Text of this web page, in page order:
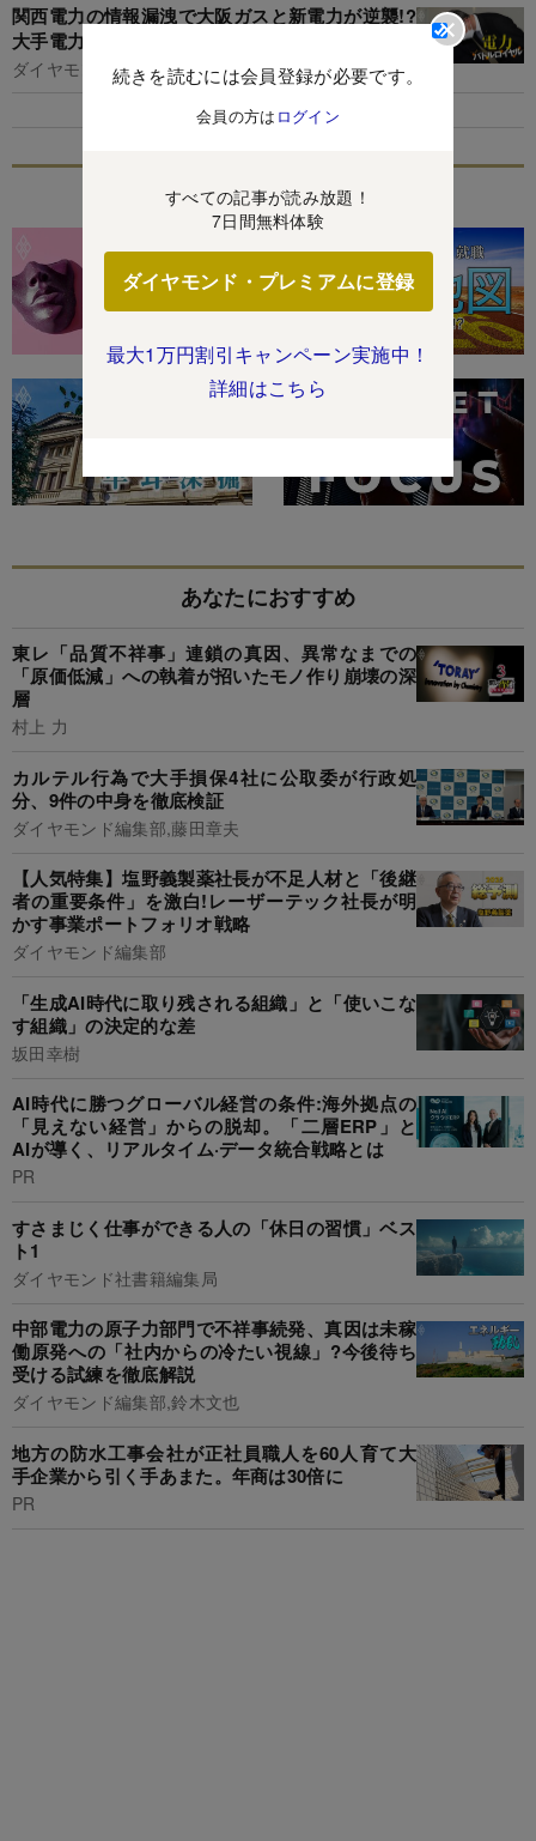
続きを読むには会員登録が必要です。
会員の方は ログイン
すべての記事が読み放題！
7日間無料体験
ダイヤモンド・プレミアムに登録
最大1万円割引キャンペーン実施中！
詳細はこちら
関西電力の情報漏洩で大阪ガスと新電力が逆襲!?
大手電力「解体論」も再燃
ダイヤモンド編集部,土本匡孝
特集
あなたにおすすめ
東レ「品質不祥事」連鎖の真因、異常なまでの
「原価低減」への執着が招いたモノ作り崩壊の深
層
村上 力
カルテル行為で大手損保4社に公取委が行政処
分、9件の中身を徹底検証
ダイヤモンド編集部,藤田章夫
【人気特集】塩野義製薬社長が不足人材と「後継
者の重要条件」を激白!レーザーテック社長が明
かす事業ポートフォリオ戦略
ダイヤモンド編集部
「生成AI時代に取り残される組織」と「使いこな
す組織」の決定的な差
坂田幸樹
AI時代に勝つグローバル経営の条件:海外拠点の
「見えない経営」からの脱却。「二層ERP」と
AIが導く、リアルタイム·データ統合戦略とは
PR
すさまじく仕事ができる人の「休日の習慣」ベス
ト1
ダイヤモンド社書籍編集局
中部電力の原子力部門で不祥事続発、真因は未稼
働原発への「社内からの冷たい視線」?今後待ち
受ける試練を徹底解説
ダイヤモンド編集部,鈴木文也
地方の防水工事会社が正社員職人を60人育て大
手企業から引く手あまた。年商は30倍に
PR